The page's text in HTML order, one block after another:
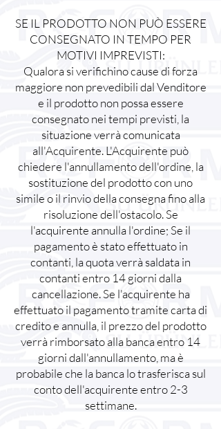
SE IL PRODOTTO NON PUÒ ESSERE
CONSEGNATO IN TEMPO PER
MOTIVI IMPREVISTI:
Qualora si verifichino cause di forza
maggiore non prevedibili dal Venditore
e il prodotto non possa essere
consegnato nei tempi previsti, la
situazione verrà comunicata
all'Acquirente. L'Acquirente può
chiedere l'annullamento dell'ordine, la
sostituzione del prodotto con uno
simile o il rinvio della consegna fino alla
risoluzione dell'ostacolo. Se
l'acquirente annulla l'ordine; Se il
pagamento è stato effettuato in
contanti, la quota verrà saldata in
contanti entro 14 giorni dalla
cancellazione. Se l'acquirente ha
effettuato il pagamento tramite carta di
credito e annulla, il prezzo del prodotto
verrà rimborsato alla banca entro 14
giorni dall'annullamento, ma è
probabile che la banca lo trasferisca sul
conto dell'acquirente entro 2-3
settimane.